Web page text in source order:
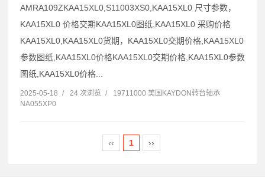
AMRA109ZKAA15XL0,S11003XS0,KAA15XL0 尺寸参数，
KAA15XL0 价格交期KAA15XL0图纸,KAA15XL0 采购价格
KAA15XL0,KAA15XL0货期，KAA15XL0交期价格,KAA15XL0
参数图纸,KAA15XL0价格KAA15XL0交期价格,KAA15XL0参数
图纸,KAA15XL0价格...
2025-05-18 / 24 次浏览 /
19711000 美国KAYDON转台轴承
NA055XP0
‹‹ 1 ››